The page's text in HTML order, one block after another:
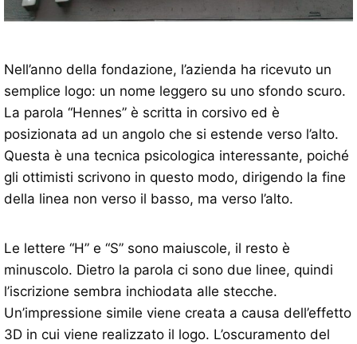
Nell’anno della fondazione, l’azienda ha ricevuto un
semplice logo: un nome leggero su uno sfondo scuro.
La parola “Hennes” è scritta in corsivo ed è
posizionata ad un angolo che si estende verso l’alto.
Questa è una tecnica psicologica interessante, poiché
gli ottimisti scrivono in questo modo, dirigendo la fine
della linea non verso il basso, ma verso l’alto.
Le lettere “H” e “S” sono maiuscole, il resto è
minuscolo. Dietro la parola ci sono due linee, quindi
l’iscrizione sembra inchiodata alle stecche.
Un’impressione simile viene creata a causa dell’effetto
3D in cui viene realizzato il logo. L’oscuramento del